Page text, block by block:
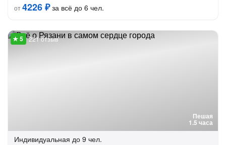
от4226 ₽за всё до 6 чел.
Пешая
1.5 часа
221 отзыв
Индивидуальная до 9 чел.